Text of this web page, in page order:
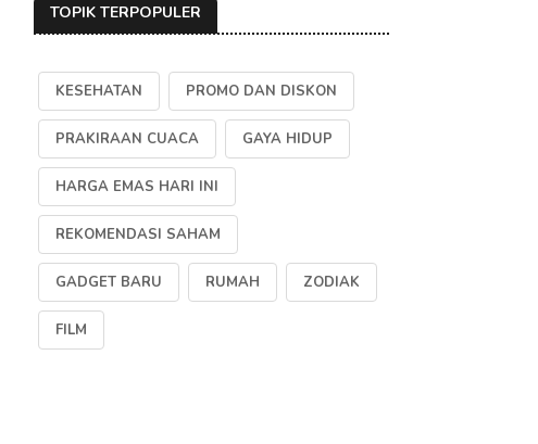
TOPIK TERPOPULER
KESEHATAN PROMO DAN DISKON
PRAKIRAAN CUACA GAYA HIDUP
HARGA EMAS HARI INI
REKOMENDASI SAHAM
GADGET BARU RUMAH ZODIAK
FILM